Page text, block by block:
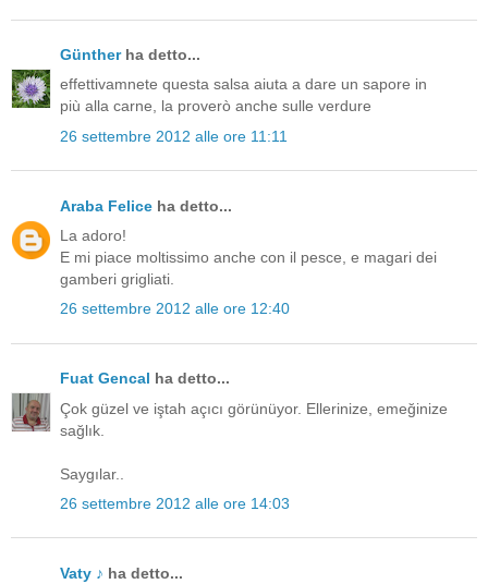
Güntherha detto...
effettivamnete questa salsa aiuta a dare un sapore in
più alla carne, la proverò anche sulle verdure
26 settembre 2012 alle ore 11:11
Araba Felice ha detto...
La adoro!
E mi piace moltissimo anche con il pesce, e magari dei
gamberi grigliati.
26 settembre 2012 alle ore 12:40
Fuat Gencal ha detto...
Çok güzel ve iştah açıcı görünüyor. Ellerinize, emeğinize
sağlık.
Saygılar..
26 settembre 2012 alle ore 14:03
Vaty ♪ ha detto...